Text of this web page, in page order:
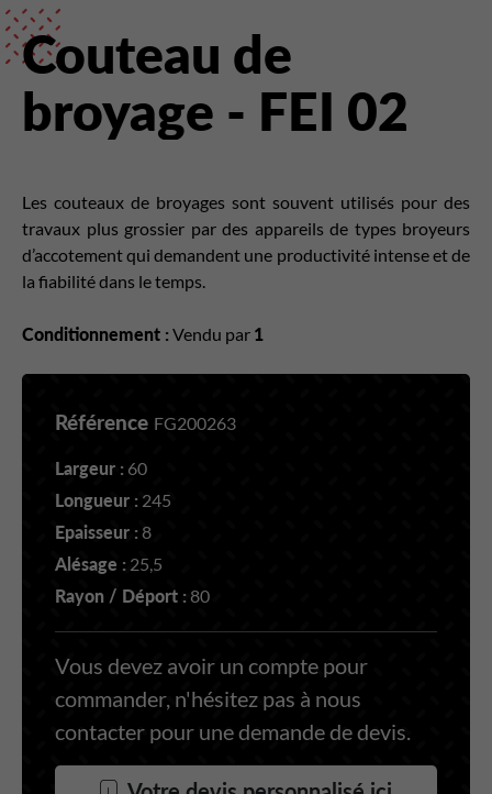
Couteau de
broyage - FEI 02
Les couteaux de broyages sont souvent utilisés pour des
travaux plus grossier par des appareils de types broyeurs
d’accotement qui demandent une productivité intense et de
la fiabilité dans le temps.
Conditionnement : Vendu par 1
Référence FG200263
Largeur : 60
Longueur : 245
Epaisseur : 8
Alésage : 25,5
Rayon / Déport : 80
Vous devez avoir un compte pour
commander, n'hésitez pas à nous
contacter pour une demande de devis.